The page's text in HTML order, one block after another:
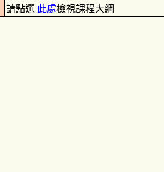
請點選 此處檢視課程大綱